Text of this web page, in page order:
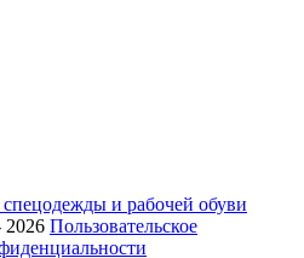
Пользовательское